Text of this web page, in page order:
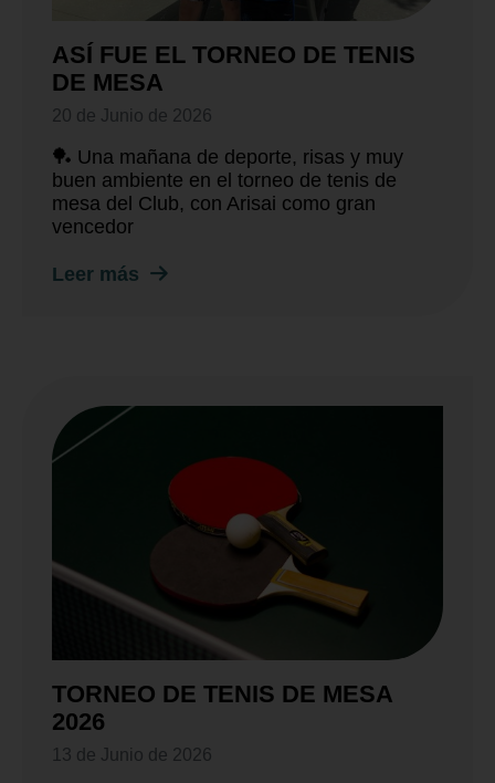
ASÍ FUE EL TORNEO DE TENIS
DE MESA
20 de Junio de 2026
🏓 Una mañana de deporte, risas y muy
buen ambiente en el torneo de tenis de
mesa del Club, con Arisai como gran
vencedor
Leer más
TORNEO DE TENIS DE MESA
2026
13 de Junio de 2026